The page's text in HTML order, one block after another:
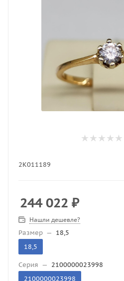
2К011189
244 022 ₽
Нашли дешевле?
Размер — 18,5
18,5
Серия — 2100000023998
2100000023998